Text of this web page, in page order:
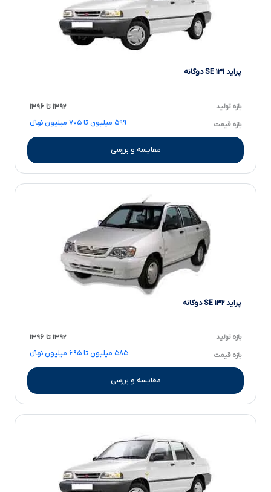
پراید ۱۳۱ SE دوگانه
بازه تولید ۱۳۹۲ تا ۱۳۹۶
بازه قیمت ۵۹۹ میلیون تا ۷۰۵ میلیون تومانءءء
مقایسه و بررسی
پراید ۱۳۲ SE دوگانه
بازه تولید ۱۳۹۲ تا ۱۳۹۶
بازه قیمت ۵۸۵ میلیون تا ۶۹۵ میلیون تومانءءء
مقایسه و بررسی